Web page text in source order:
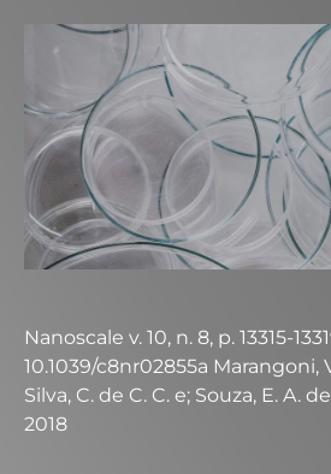
Nanoscale v. 10, n. 8, p. 13315-
10.1039/c8nr02855a Marangoni,
Silva, C. de C. C. e; Souza, E. A.
2018